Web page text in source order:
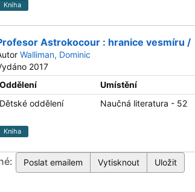
Kniha
Astrokocour : hranice vesmíru /
Walliman, Dominic
2017
Oddělení
Umístění
Dětské oddělení
Naučná literatura - 52
Kniha